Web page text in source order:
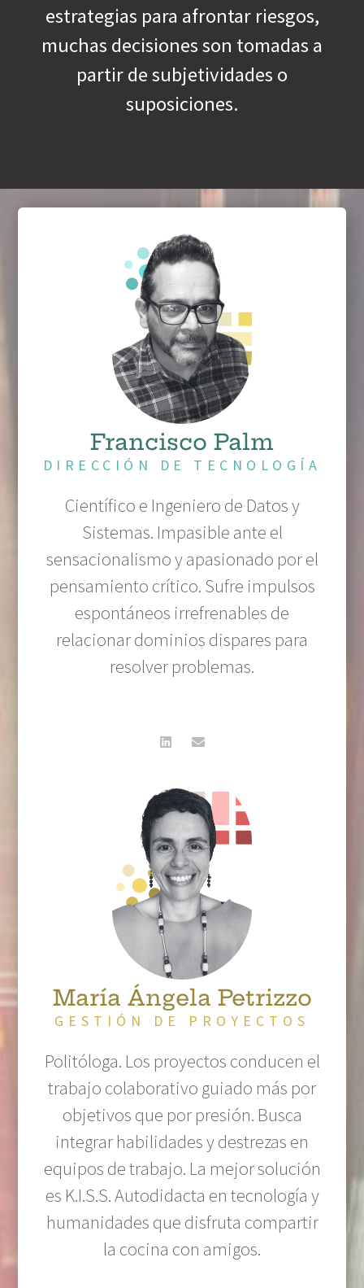
estrategias para afrontar riesgos,
muchas decisiones son tomadas a
partir de subjetividades o
suposiciones.
Francisco Palm
DIRECCIÓN DE TECNOLOGÍA
Científico e Ingeniero de Datos y
Sistemas. Impasible ante el
sensacionalismo y apasionado por el
pensamiento crítico. Sufre impulsos
espontáneos irrefrenables de
relacionar dominios dispares para
resolver problemas.
María Ángela Petrizzo
GESTIÓN DE PROYECTOS
Politóloga. Los proyectos conducen el
trabajo colaborativo guiado más por
objetivos que por presión. Busca
integrar habilidades y destrezas en
equipos de trabajo. La mejor solución
es K.I.S.S. Autodidacta en tecnología y
humanidades que disfruta compartir
la cocina con amigos.